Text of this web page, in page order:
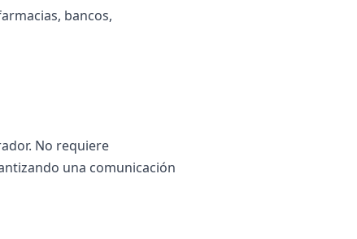
bancos,
No requiere
una comunicación